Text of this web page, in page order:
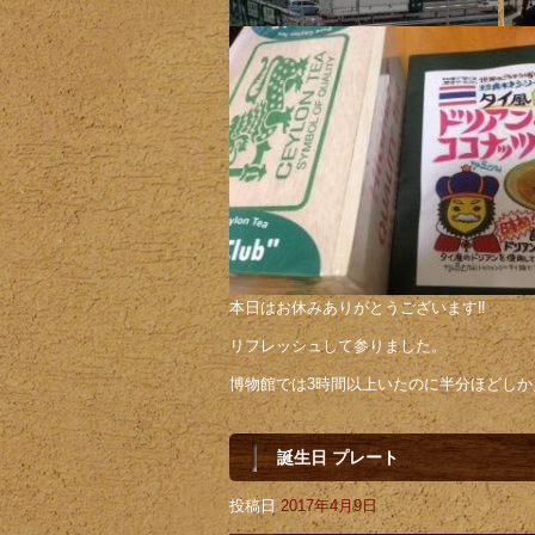
本日はお休みありがとうございます‼️
リフレッシュして参りました。
博物館では3時間以上いたのに半分ほどし
誕生日 プレート
投稿日 2017年4月9日